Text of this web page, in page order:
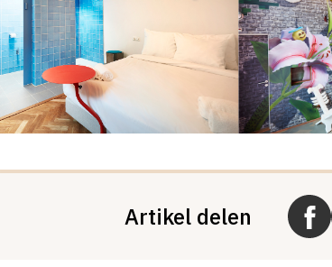
Artikel delen